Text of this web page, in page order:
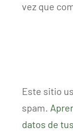
vez que
Este sitio
spam.
datos de